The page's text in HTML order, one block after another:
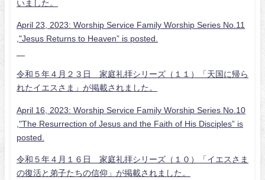
いました。
April 23, 2023: Worship Service Family Worship Series No.11
,"Jesus Returns to Heaven” is posted.
令和５年４月２３日 家庭礼拝シリーズ（１１）「天国に帰ら
れたイエスさま」が掲載されました。
April 16, 2023: Worship Service Family Worship Series No.10
,"The Resurrection of Jesus and the Faith of His Disciples” is
posted.
令和５年４月１６日 家庭礼拝シリーズ（１０）「イエスさま
の復活と弟子たちの信仰」が掲載されました。